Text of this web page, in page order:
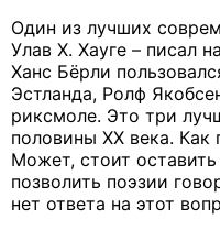
Один из лучших
Улав Х. Хауге – писал
Ханс Бёрли
Эстланда, Ролф
риксмоле. Это три
половины ХХ века. Как
Может, стоит
позволить поэзии
нет ответа на этот